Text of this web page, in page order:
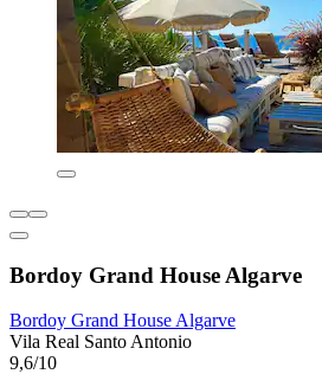
Bordoy Grand House Algarve
Bordoy Grand House Algarve
Vila Real Santo Antonio
9,6/10